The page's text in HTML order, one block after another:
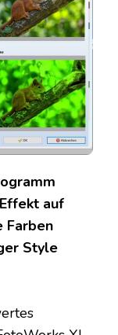
auf
Farben
Style